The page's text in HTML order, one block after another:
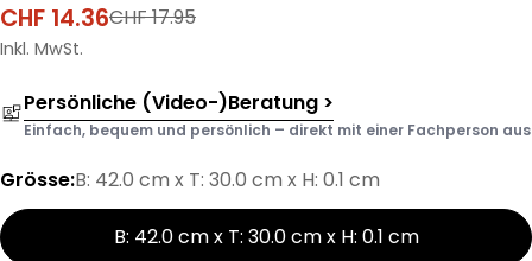
Verkaufspreis
CHF 14.36
Regulärer
Preis
CHF 17.95
Inkl. MwSt.
Persönliche (Video-)Beratung >
Einfach, bequem und persönlich – direkt mit einer Fachperson aus
Grösse:B: 42.0 cm x T: 30.0 cm x H: 0.1 cm
B: 42.0 cm x T: 30.0 cm x H: 0.1 cm